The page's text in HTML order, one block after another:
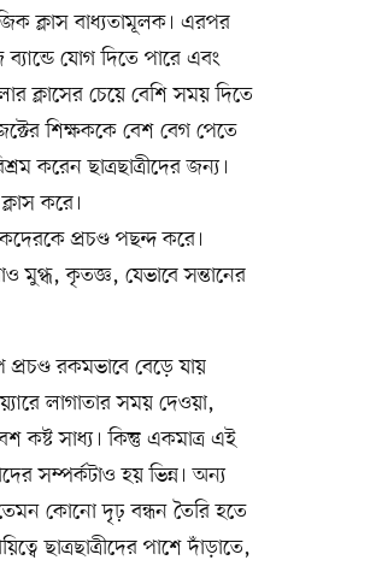
ক্লাস বাধ্যতামূলক। এরপর
যোগ দিতে পারে এবং
ক্লাসের চেয়ে বেশি সময় দিতে
শিক্ষককে বেশ বেগ পেতে
করেন ছাত্রছাত্রীদের জন্য।
করে।
প্রচণ্ড পছন্দ করে।
কৃতজ্ঞ, যেভাবে সন্তানের
রকমভাবে বেড়ে যায়
লাগাতার সময় দেওয়া,
কষ্ট সাধ্য। কিন্তু একমাত্র এই
সম্পর্কটাও হয় ভিন্ন। অন্য
কোনো দৃঢ় বন্ধন তৈরি হতে
ছাত্রছাত্রীদের পাশে দাঁড়াতে,